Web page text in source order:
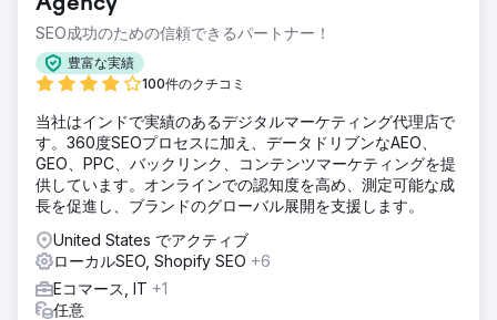
争の激しいローカルB2Bニッチの1つです。Sixwatchは、オー
ガニック検索での存在感がまったくないサイトから、購買意
欲の高いローカル検索やサービス検索で上位表示される必要
がありました。この市場では、1回のランキング上位獲得が年
ソリューション
IT購買担当者が実際にどのように検索するかを念頭に、サイ
トアーキテクチャを構築しました。ヘルプデスク、MDR、
Microsoft 365セキュリティ、バックアップと災害復旧、
用意しました。これらのページは明確なサイロ構造で整理さ
れ、さらにRIAや金融機関を対象とした業界別ページも作成
しました。タンパとアトランタ向けのローカルページターゲ
ティング、サイト全体にわたるキーワードマッピングされた
SEO成功のための信頼できるパートナー！
豊富な実績
100件のクチコミ
当社はインドで実績のあるデジタルマーケティング代理店で
す。360度SEOプロセスに加え、データドリブンなAEO、
GEO、PPC、バックリンク、コンテンツマーケティングを提
供しています。オンラインでの認知度を高め、測定可能な成
長を促進し、ブランドのグローバル展開を支援します。
United States でアクティブ
ローカルSEO, Shopify SEO +6
Eコマース, IT +1
任意